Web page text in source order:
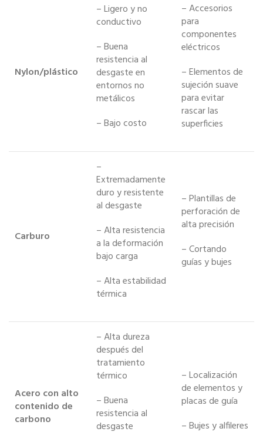
Nylon/plástico
– Ligero y no
conductivo
– Buena
resistencia al
desgaste en
entornos no
metálicos
– Bajo costo
– Accesorios
para
componentes
eléctricos
– Elementos de
sujeción suave
para evitar
rascar las
superficies
Carburo
–
Extremadamente
duro y resistente
al desgaste
– Alta resistencia
a la deformación
bajo carga
– Alta estabilidad
térmica
– Plantillas de
perforación de
alta precisión
– Cortando
guías y bujes
Acero con alto
contenido de
carbono
– Alta dureza
después del
tratamiento
térmico
– Buena
resistencia al
desgaste
– Localización
de elementos y
placas de guía
– Bujes y alfileres